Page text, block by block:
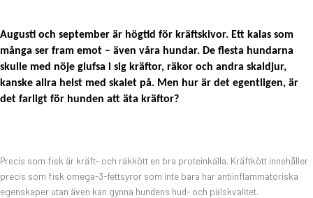
Augusti och september är högtid för kräftskivor. Ett kalas som
många ser fram emot – även våra hundar. De flesta hundarna
skulle med nöje glufsa i sig kräftor, räkor och andra skaldjur,
kanske allra helst med skalet på. Men hur är det egentligen, är
det farligt för hunden att äta kräftor?
Precis som fisk är kräft- och räkkött en bra proteinkälla. Kräftkött innehåller
precis som fisk omega-3-fettsyror som inte bara har antiinflammatoriska
egenskaper utan även kan gynna hundens hud- och pälskvalitet.